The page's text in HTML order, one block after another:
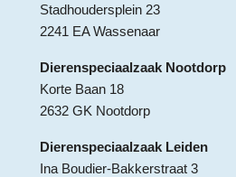
Stadhoudersplein 23
2241 EA Wassenaar
Dierenspeciaalzaak Nootdorp
Korte Baan 18
2632 GK Nootdorp
Dierenspeciaalzaak Leiden
Ina Boudier-Bakkerstraat 3